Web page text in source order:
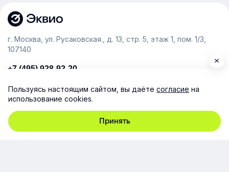
г. Москва, ул. Русаковская., д. 13, стр. 5, этаж 1, пом. 1/3,
107140
+7 (495) 928-92-20
Расскажем о платформе и предоставим бесплатный
демо-доступ
Пользуясь настоящим сайтом, вы даёте согласие на
использование cookies.
Принять